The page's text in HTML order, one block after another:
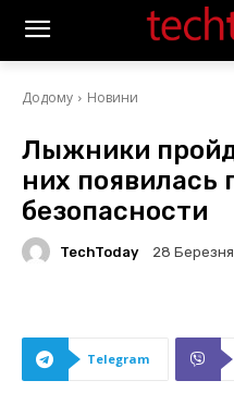
Додому Новини
Лыжники
них появилась
безопасности
TechToday 28
Telegram